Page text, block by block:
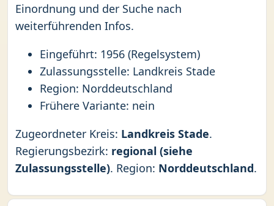
Einordnung und der Suche nach
weiterführenden Infos.
Eingeführt: 1956 (Regelsystem)
Zulassungsstelle: Landkreis Stade
Region: Norddeutschland
Frühere Variante: nein
Zugeordneter Kreis: Landkreis Stade.
Regierungsbezirk: regional (siehe
Zulassungsstelle). Region: Norddeutschland.